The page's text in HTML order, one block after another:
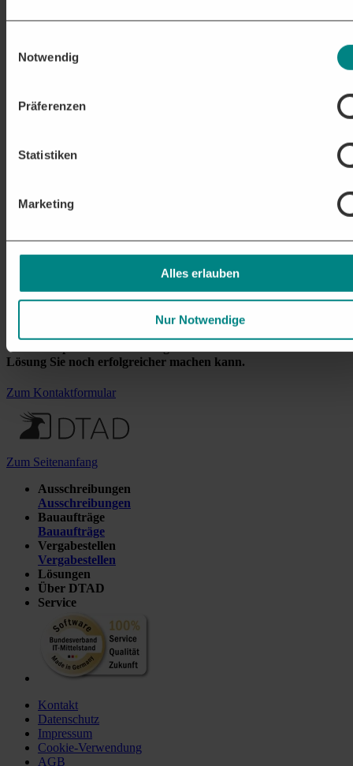
Notwendig
Präferenzen
Statistiken
Marketing
Alles erlauben
Nur Notwendige
Unsere Leistungen im Überblick
Unsere Experten beraten Sie gerne
Lösung Sie noch erfolgreicher machen kann.
Zum Kontaktformular
Zum Seitenanfang
Ausschreibungen
Ausschreibungen
Bauaufträge
Bauaufträge
Vergabestellen
Vergabestellen
Lösungen
Über DTAD
Service
Kontakt
Datenschutz
Impressum
Cookie-Verwendung
AGB